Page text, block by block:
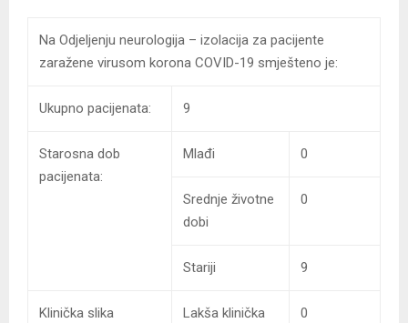
Na Odjeljenju neurologija – izolacija za pacijente
zaražene virusom korona COVID-19 smješteno je:
Ukupno pacijenata: 9
Starosna dob
pacijenata:
Mlađi 0
Srednje životne
dobi
0
Stariji 9
Klinička slika
Lakša klinička
0